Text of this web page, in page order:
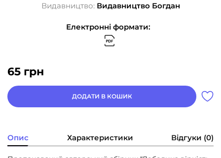
Видавництво: Видавництво Богдан
Електронні формати:
65 грн
ДОДАТИ В КОШИК
Опис Характеристики Відгуки (0)